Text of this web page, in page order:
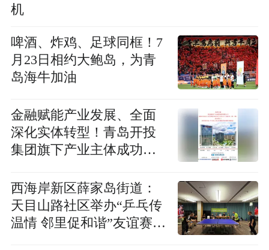
机
啤酒、炸鸡、足球同框！7
月23日相约大鲍岛，为青
岛海牛加油
金融赋能产业发展、全面
深化实体转型！青岛开投
集团旗下产业主体成功发
西海岸新区薛家岛街道：
天目山路社区举办“乒乓传
温情 邻里促和谐”友谊赛活